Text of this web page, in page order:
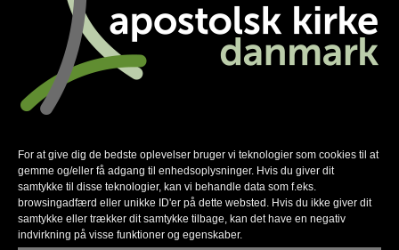
For at give dig de bedste oplevelser bruger vi teknologier som cookies til at
gemme og/eller få adgang til enhedsoplysninger. Hvis du giver dit
samtykke til disse teknologier, kan vi behandle data som f.eks.
browsingadfærd eller unikke ID'er på dette websted. Hvis du ikke giver dit
samtykke eller trækker dit samtykke tilbage, kan det have en negativ
indvirkning på visse funktioner og egenskaber.